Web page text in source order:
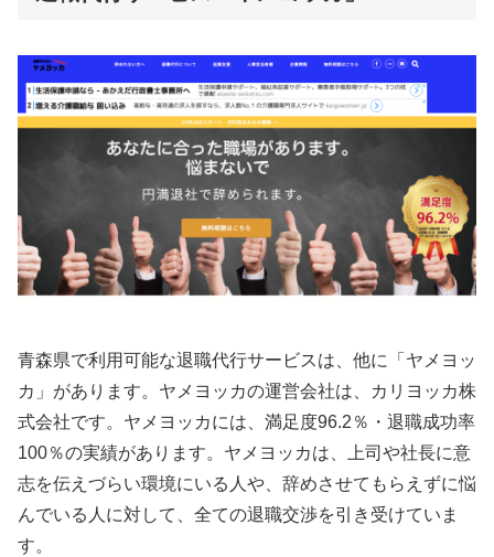
青森県で利用可能な退職代行サービスは、他に「ヤメヨッ
カ」があります。ヤメヨッカの運営会社は、カリヨッカ株
式会社です。ヤメヨッカには、満足度96.2％・退職成功率
100％の実績があります。ヤメヨッカは、上司や社長に意
志を伝えづらい環境にいる人や、辞めさせてもらえずに悩
んでいる人に対して、全ての退職交渉を引き受けていま
す。